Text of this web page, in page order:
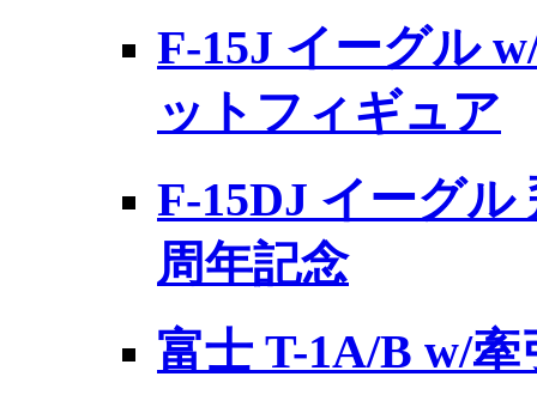
F-15J イーグル
ットフィギュア
F-15DJ イーグル
周年記念
富士 T-1A/B w/牽